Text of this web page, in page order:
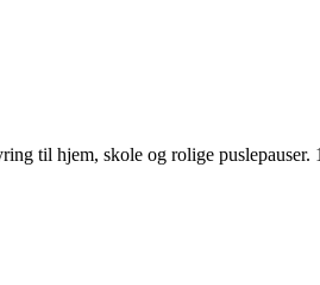
til hjem, skole og rolige puslepauser.